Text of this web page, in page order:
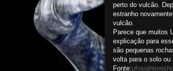
perto do vulcão.
estranho
vulcão.
Parece que muitos
explicação para
são pequenas
volta para o solo ou
Fonte: